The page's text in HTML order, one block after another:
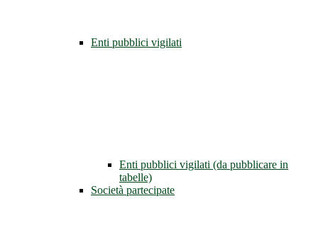
Enti pubblici vigilati
Enti pubblici vigilati (da pubblicare in
tabelle)
Società partecipate